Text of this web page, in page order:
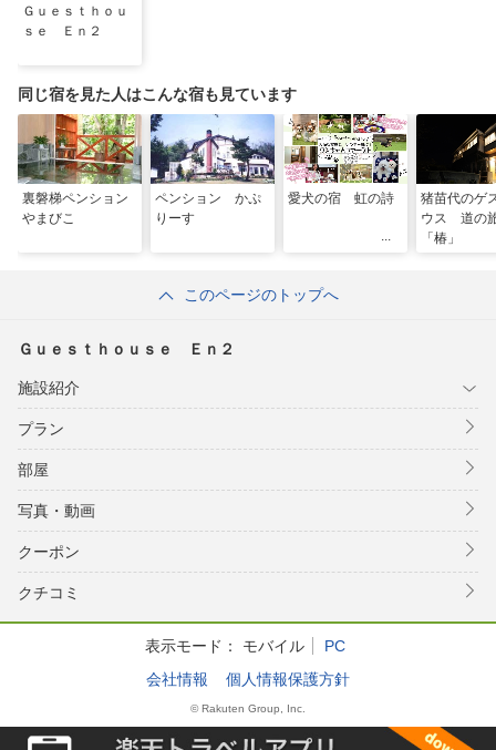
Ｇｕｅｓｔｈｏｕ
ｓｅ Ｅｎ２
同じ宿を見た人はこんな宿も見ています
裏磐梯ペンション
やまびこ
ペンション かぷ
りーす
愛犬の宿 虹の詩
猪苗代のゲ
ウス 道の
「椿」
このページのトップへ
Ｇｕｅｓｔｈｏｕｓｅ Ｅｎ２
施設紹介
プラン
部屋
写真・動画
クーポン
クチコミ
表示モード： モバイル
PC
会社情報
個人情報保護方針
© Rakuten Group, Inc.